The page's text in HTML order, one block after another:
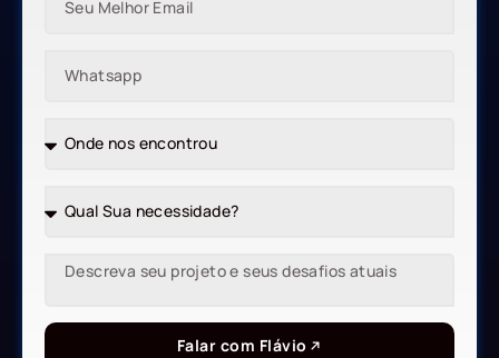
Falar com Flávio